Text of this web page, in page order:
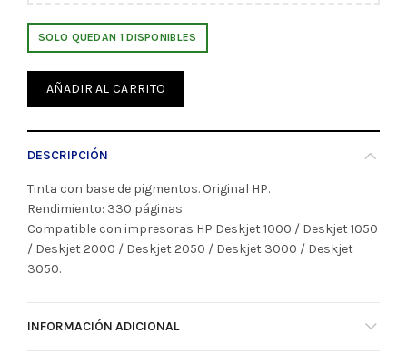
SOLO QUEDAN 1 DISPONIBLES
AÑADIR AL CARRITO
DESCRIPCIÓN
Tinta con base de pigmentos. Original HP.
Rendimiento: 330 páginas
Compatible con impresoras HP Deskjet 1000 / Deskjet 1050
/ Deskjet 2000 / Deskjet 2050 / Deskjet 3000 / Deskjet
3050.
INFORMACIÓN ADICIONAL